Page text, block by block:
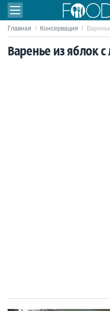
Главная / Консервация /
Варенье из яблок